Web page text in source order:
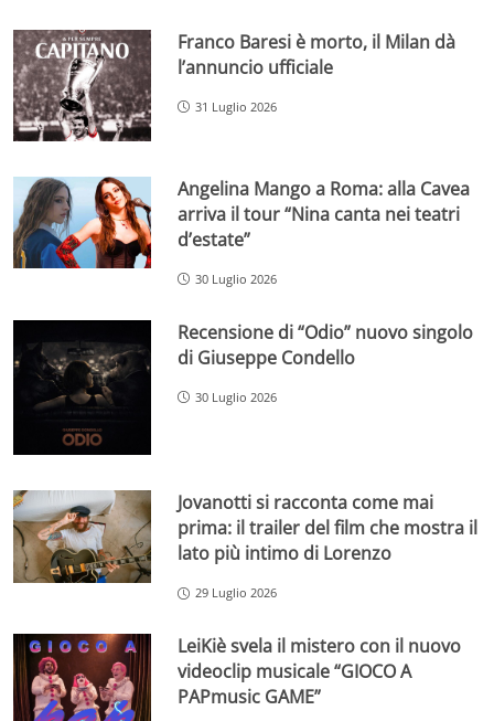
Franco Baresi è morto, il Milan dà
l’annuncio ufficiale
31 Luglio 2026
Angelina Mango a Roma: alla Cavea
arriva il tour “Nina canta nei teatri
d’estate”
30 Luglio 2026
Recensione di “Odio” nuovo singolo
di Giuseppe Condello
30 Luglio 2026
Jovanotti si racconta come mai
prima: il trailer del film che mostra il
lato più intimo di Lorenzo
29 Luglio 2026
LeiKiè svela il mistero con il nuovo
videoclip musicale “GIOCO A
PAPmusic GAME”